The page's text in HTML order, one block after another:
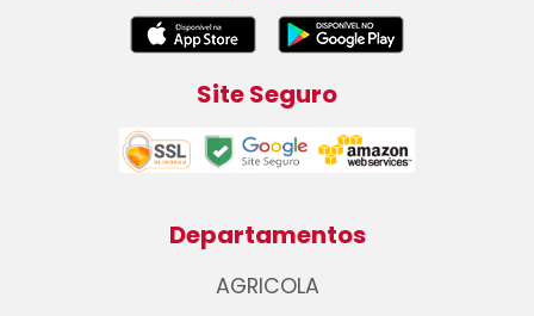
Site Seguro
Departamentos
AGRICOLA